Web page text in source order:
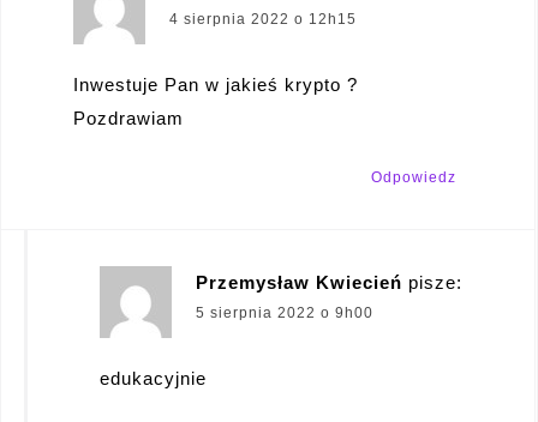
4 sierpnia 2022 o 12h15
Inwestuje Pan w jakieś krypto ?
Pozdrawiam
Odpowiedz
Przemysław Kwiecień pisze:
5 sierpnia 2022 o 9h00
edukacyjnie